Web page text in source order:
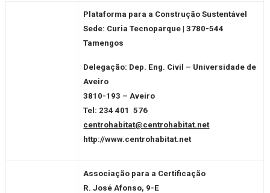
Plataforma para a Construção Sustentável
Sede: Curia Tecnoparque | 3780-544
Tamengos
Delegação: Dep. Eng. Civil – Universidade de
Aveiro
3810-193 – Aveiro
Tel: 234 401 576
centrohabitat@centrohabitat.net
http://www.centrohabitat.net
Associação para a Certificação
R. José Afonso, 9-E